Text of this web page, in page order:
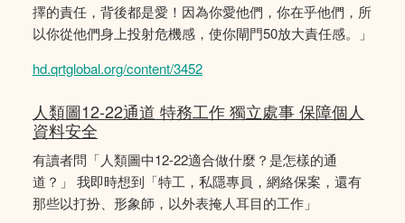
擇的責任，背後都是愛！因為你愛他們，你在乎他們，所
以你從他們身上投射危機感，使你閘門50放大責任感。」
hd.qrtglobal.org/content/3452
人類圖12-22通道 特務工作 獨立處事 保障個人
資料安全
有讀者問「人類圖中12-22適合做什麼？是怎樣的通
道？」 我即時想到「特工，私隱專員，網絡保案，還有
那些以打扮、形象師，以外表掩人耳目的工作」